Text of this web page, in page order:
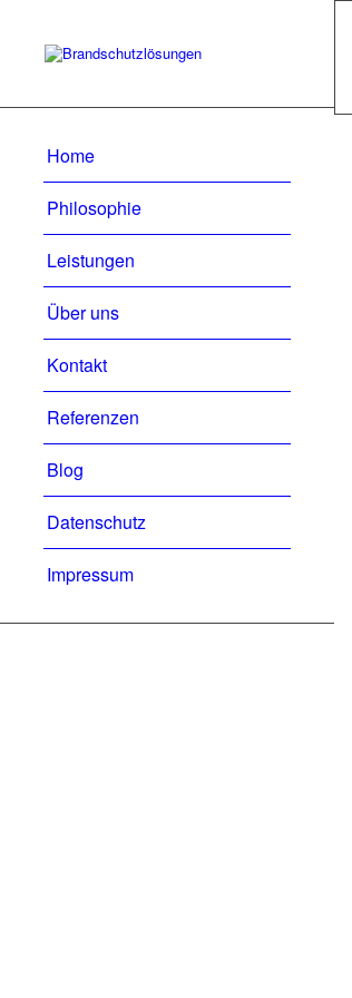
Home
Philosophie
Leistungen
Über uns
Kontakt
Referenzen
Blog
Datenschutz
Impressum